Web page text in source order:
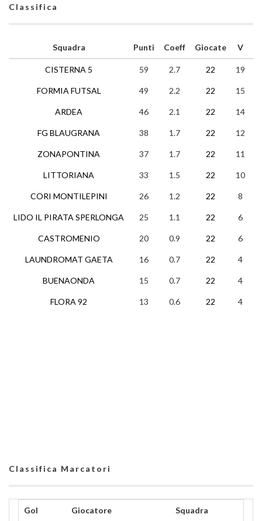
Classifica
Squadra
CISTERNA 5
FORMIA FUTSAL
ARDEA
FG BLAUGRANA
ZONAPONTINA
LITTORIANA
CORI MONTILEPINI
LIDO IL PIRATA SPERLONGA
CASTROMENIO
LAUNDROMAT GAETA
BUENAONDA
FLORA 92
Punti Coeff Giocate V
59 2.7 22 19
49 2.2 22 15
46 2.1 22 14
38 1.7 22 12
37 1.7 22 11
33 1.5 22 10
26 1.2 22 8
25 1.1 22 6
20 0.9 22 6
16 0.7 22 4
15 0.7 22 4
13 0.6 22 4
Classifica Marcatori
Gol Giocatore Squadra